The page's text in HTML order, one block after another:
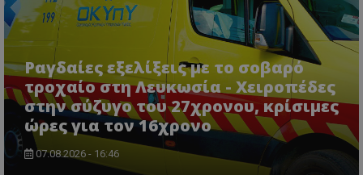
Ραγδαίες εξελίξεις με το σοβαρό
τροχαίο στη Λευκωσία - Χειροπέδες
στην σύζυγο του 27χρονου, κρίσιμες
ώρες για τον 16χρονο
07.08.2026 - 16:46
VISITOR_PRIVACY_METADATA
YouTube
.youtube.com